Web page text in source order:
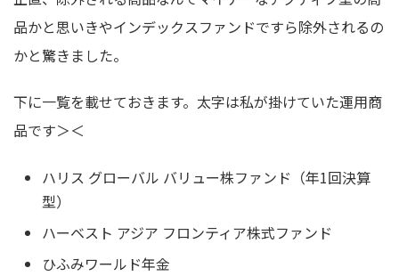
品かと思いきやインデックスファンドですら除外されるの
かと驚きました。
下に一覧を載せておきます。太字は私が掛けていた運用商
品です＞＜
ハリス グローバル バリュー株ファンド（年1回決算
型）
ハーベスト アジア フロンティア株式ファンド
ひふみワールド年金